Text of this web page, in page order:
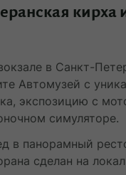
кирха
в Санкт-
Автомузей с
экспозицию с
симуляторе.
в панорамный
сделан на